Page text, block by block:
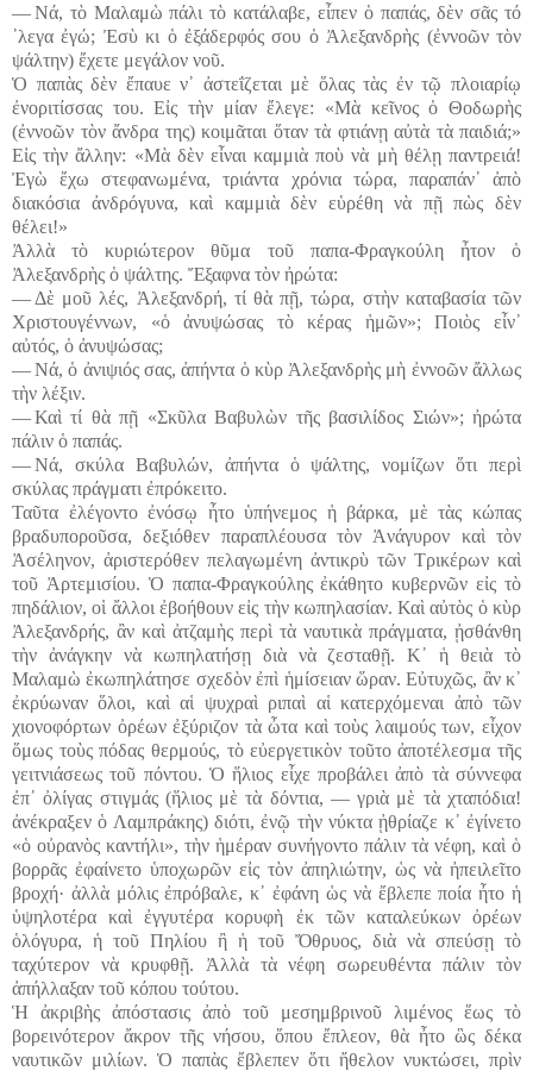
― Νά, τὸ Μαλαμὼ πάλι τὸ κατάλαβε, εἶπεν ὁ παπάς, δὲν σᾶς τό
᾽λεγα ἐγώ; Ἐσὺ κι ὁ ἐξάδερφός σου ὁ Ἀλεξανδρὴς (ἐννοῶν τὸν
ψάλτην) ἔχετε μεγάλον νοῦ.
Ὁ παπὰς δὲν ἔπαυε ν᾽ ἀστεΐζεται μὲ ὅλας τὰς ἐν τῷ πλοιαρίῳ
ἐνοριτίσσας του. Εἰς τὴν μίαν ἔλεγε: «Μὰ κεῖνος ὁ Θοδωρὴς
(ἐννοῶν τὸν ἄνδρα της) κοιμᾶται ὅταν τὰ φτιάνῃ αὐτὰ τὰ παιδιά;»
Εἰς τὴν ἄλλην: «Μὰ δὲν εἶναι καμμιὰ ποὺ νὰ μὴ θέλῃ παντρειά!
Ἐγὼ ἔχω στεφανωμένα, τριάντα χρόνια τώρα, παραπάν᾽ ἀπὸ
διακόσια ἀνδρόγυνα, καὶ καμμιὰ δὲν εὑρέθη νὰ πῇ πὼς δὲν
θέλει!»
Ἀλλὰ τὸ κυριώτερον θῦμα τοῦ παπα-Φραγκούλη ἦτον ὁ
Ἀλεξανδρὴς ὁ ψάλτης. Ἔξαφνα τὸν ἠρώτα:
― Δὲ μοῦ λές, Ἀλεξανδρή, τί θὰ πῇ, τώρα, στὴν καταβασία τῶν
Χριστουγέννων, «ὁ ἀνυψώσας τὸ κέρας ἡμῶν»; Ποιὸς εἶν᾽
αὐτός, ὁ ἀνυψώσας;
― Νά, ὁ ἀνιψιός σας, ἀπήντα ὁ κὺρ Ἀλεξανδρὴς μὴ ἐννοῶν ἄλλως
τὴν λέξιν.
― Καὶ τί θὰ πῇ «Σκῦλα Βαβυλὼν τῆς βασιλίδος Σιών»; ἠρώτα
πάλιν ὁ παπάς.
― Νά, σκύλα Βαβυλών, ἀπήντα ὁ ψάλτης, νομίζων ὅτι περὶ
σκύλας πράγματι ἐπρόκειτο.
Ταῦτα ἐλέγοντο ἐνόσῳ ἦτο ὑπήνεμος ἡ βάρκα, μὲ τὰς κώπας
βραδυποροῦσα, δεξιόθεν παραπλέουσα τὸν Ἀνάγυρον καὶ τὸν
Ἀσέληνον, ἀριστερόθεν πελαγωμένη ἀντικρὺ τῶν Τρικέρων καὶ
τοῦ Ἀρτεμισίου. Ὁ παπα-Φραγκούλης ἐκάθητο κυβερνῶν εἰς τὸ
πηδάλιον, οἱ ἄλλοι ἐβοήθουν εἰς τὴν κωπηλασίαν. Καὶ αὐτὸς ὁ κὺρ
Ἀλεξανδρής, ἂν καὶ ἀτζαμὴς περὶ τὰ ναυτικὰ πράγματα, ᾐσθάνθη
τὴν ἀνάγκην νὰ κωπηλατήσῃ διὰ νὰ ζεσταθῇ. Κ᾽ ἡ θειὰ τὸ
Μαλαμὼ ἐκωπηλάτησε σχεδὸν ἐπὶ ἡμίσειαν ὥραν. Εὐτυχῶς, ἂν κ᾽
ἐκρύωναν ὅλοι, καὶ αἱ ψυχραὶ ριπαὶ αἱ κατερχόμεναι ἀπὸ τῶν
χιονοφόρτων ὀρέων ἐξύριζον τὰ ὦτα καὶ τοὺς λαιμούς των, εἶχον
ὅμως τοὺς πόδας θερμούς, τὸ εὐεργετικὸν τοῦτο ἀποτέλεσμα τῆς
γειτνιάσεως τοῦ πόντου. Ὁ ἥλιος εἶχε προβάλει ἀπὸ τὰ σύννεφα
ἐπ᾽ ὀλίγας στιγμάς (ἥλιος μὲ τὰ δόντια, ― γριὰ μὲ τὰ χταπόδια!
ἀνέκραξεν ὁ Λαμπράκης) διότι, ἐνῷ τὴν νύκτα ᾐθρίαζε κ᾽ ἐγίνετο
«ὁ οὐρανὸς καντήλι», τὴν ἡμέραν συνήγοντο πάλιν τὰ νέφη, καὶ ὁ
βορρᾶς ἐφαίνετο ὑποχωρῶν εἰς τὸν ἀπηλιώτην, ὡς νὰ ἠπειλεῖτο
βροχή· ἀλλὰ μόλις ἐπρόβαλε, κ᾽ ἐφάνη ὡς νὰ ἔβλεπε ποία ἦτο ἡ
ὑψηλοτέρα καὶ ἐγγυτέρα κορυφὴ ἐκ τῶν καταλεύκων ὀρέων
ὁλόγυρα, ἡ τοῦ Πηλίου ἢ ἡ τοῦ Ὄθρυος, διὰ νὰ σπεύσῃ τὸ
ταχύτερον νὰ κρυφθῇ. Ἀλλὰ τὰ νέφη σωρευθέντα πάλιν τὸν
ἀπήλλαξαν τοῦ κόπου τούτου.
Ἡ ἀκριβὴς ἀπόστασις ἀπὸ τοῦ μεσημβρινοῦ λιμένος ἕως τὸ
βορεινότερον ἄκρον τῆς νήσου, ὅπου ἔπλεον, θὰ ἦτο ὣς δέκα
ναυτικῶν μιλίων. Ὁ παπὰς ἔβλεπεν ὅτι ἤθελον νυκτώσει, πρὶν